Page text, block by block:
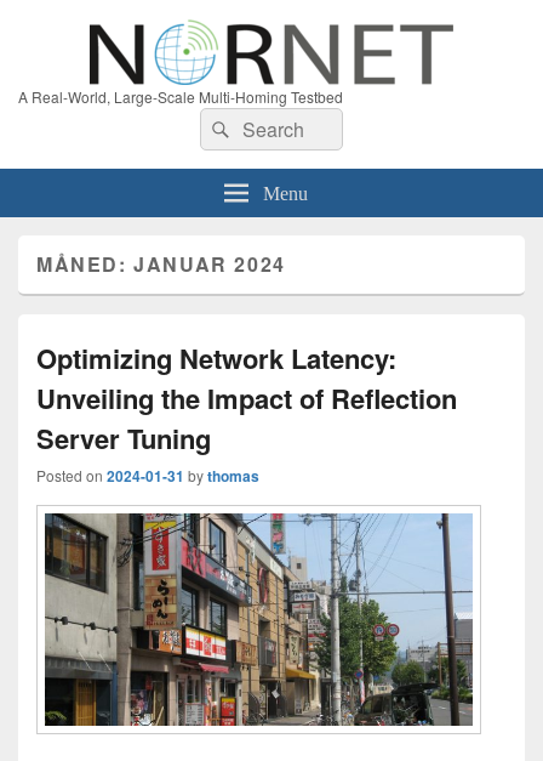
A Real-World, Large-Scale Multi-Homing Testbed
Search
for:
Search
Menu
MÅNED:JANUAR 2024
Optimizing Network Latency:
Unveiling the Impact of Reflection
Server Tuning
Posted on 2024-01-31 bythomas